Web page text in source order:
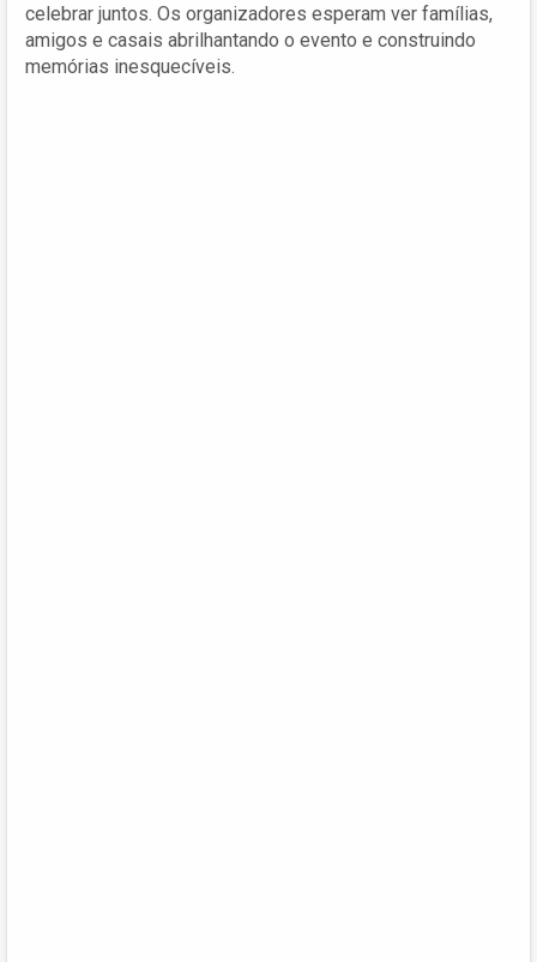
celebrar juntos. Os organizadores esperam ver famílias,
amigos e casais abrilhantando o evento e construindo
memórias inesquecíveis.